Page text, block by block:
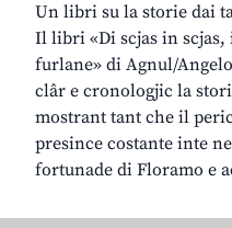
Un libri su la storie dai
Il libri «Di scjas in
furlane» di Agnul/
clâr e cronologjic la
mostrant tant che il
presince costante inte
fortunade di Floramo e